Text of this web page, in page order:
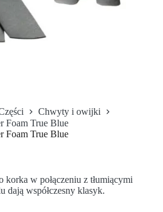
Chwyty i owijki
Foam True Blue
Foam True Blue
korka w połączeniu z tłumiącymi
dają współczesny klasyk.